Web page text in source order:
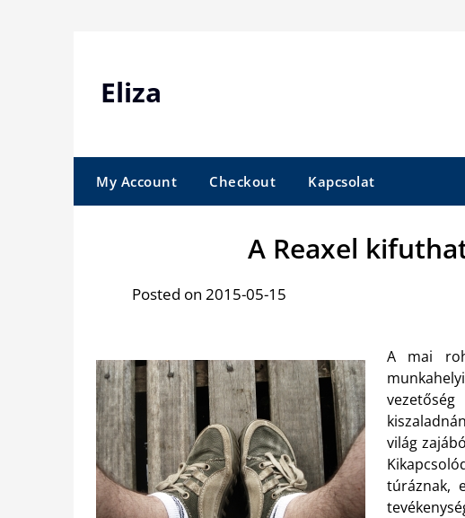
Eliza
My Account Checkout Kapcsolat
A Reaxel
Posted on 2015-05-15
A mai
világ
túráznak,